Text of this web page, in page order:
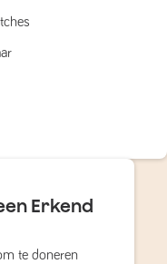
Erkend
te doneren